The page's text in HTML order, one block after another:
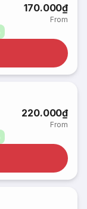
170.000₫
From
220.000₫
From